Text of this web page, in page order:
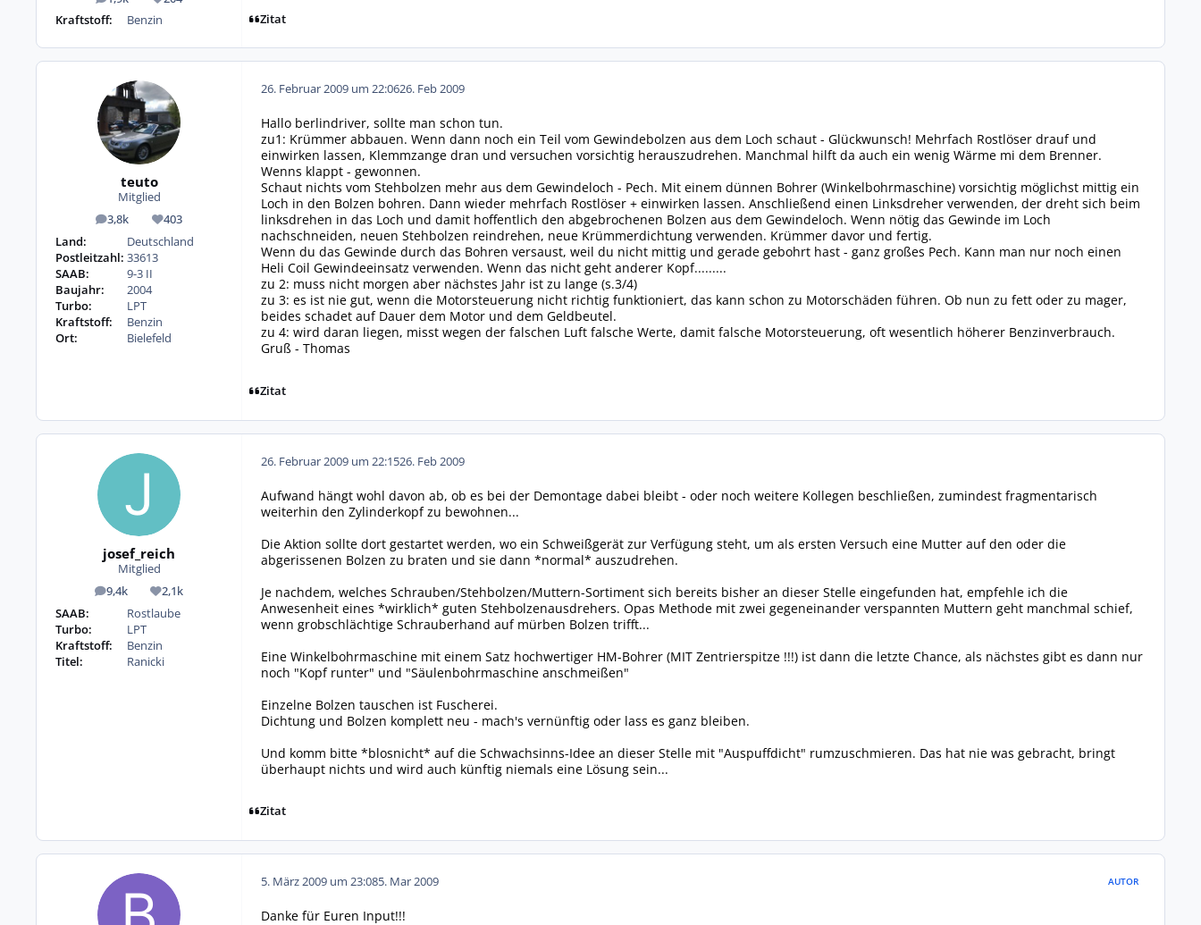
Kraftstoff:
Benzin Zitat
teuto
Mitglied
3,8k
Beiträge 403
Reputation
Land:
Deutschland
Postleitzahl: 33613
SAAB:
9-3 II
Baujahr:
2004
Turbo:
LPT
Kraftstoff:
Benzin
Ort:
Bielefeld
26. Februar 2009 um 22:0626. Feb 2009
Hallo berlindriver, sollte man schon tun.
zu1: Krümmer abbauen. Wenn dann noch ein Teil vom Gewindebolzen aus dem Loch schaut - Glückwunsch! Mehrfach Rostlöser drauf und
einwirken lassen, Klemmzange dran und versuchen vorsichtig herauszudrehen. Manchmal hilft da auch ein wenig Wärme mi dem Brenner.
Wenns klappt - gewonnen.
Schaut nichts vom Stehbolzen mehr aus dem Gewindeloch - Pech. Mit einem dünnen Bohrer (Winkelbohrmaschine) vorsichtig möglichst mittig ein
Loch in den Bolzen bohren. Dann wieder mehrfach Rostlöser + einwirken lassen. Anschließend einen Linksdreher verwenden, der dreht sich beim
linksdrehen in das Loch und damit hoffentlich den abgebrochenen Bolzen aus dem Gewindeloch. Wenn nötig das Gewinde im Loch
nachschneiden, neuen Stehbolzen reindrehen, neue Krümmerdichtung verwenden. Krümmer davor und fertig.
Wenn du das Gewinde durch das Bohren versaust, weil du nicht mittig und gerade gebohrt hast - ganz großes Pech. Kann man nur noch einen
Heli Coil Gewindeeinsatz verwenden. Wenn das nicht geht anderer Kopf.........
zu 2: muss nicht morgen aber nächstes Jahr ist zu lange (s.3/4)
zu 3: es ist nie gut, wenn die Motorsteuerung nicht richtig funktioniert, das kann schon zu Motorschäden führen. Ob nun zu fett oder zu mager,
beides schadet auf Dauer dem Motor und dem Geldbeutel.
zu 4: wird daran liegen, misst wegen der falschen Luft falsche Werte, damit falsche Motorsteuerung, oft wesentlich höherer Benzinverbrauch.
Gruß - Thomas
Zitat
josef_reich
Mitglied
9,4k
Beiträge 2,1k
Reputation
SAAB:
Rostlaube
Turbo:
LPT
Kraftstoff:
Benzin
Titel:
Ranicki
26. Februar 2009 um 22:1526. Feb 2009
Aufwand hängt wohl davon ab, ob es bei der Demontage dabei bleibt - oder noch weitere Kollegen beschließen, zumindest fragmentarisch
weiterhin den Zylinderkopf zu bewohnen...
Die Aktion sollte dort gestartet werden, wo ein Schweißgerät zur Verfügung steht, um als ersten Versuch eine Mutter auf den oder die
abgerissenen Bolzen zu braten und sie dann *normal* auszudrehen.
Je nachdem, welches Schrauben/Stehbolzen/Muttern-Sortiment sich bereits bisher an dieser Stelle eingefunden hat, empfehle ich die
Anwesenheit eines *wirklich* guten Stehbolzenausdrehers. Opas Methode mit zwei gegeneinander verspannten Muttern geht manchmal schief,
wenn grobschlächtige Schrauberhand auf mürben Bolzen trifft...
Eine Winkelbohrmaschine mit einem Satz hochwertiger HM-Bohrer (MIT Zentrierspitze !!!) ist dann die letzte Chance, als nächstes gibt es dann nur
noch "Kopf runter" und "Säulenbohrmaschine anschmeißen"
Einzelne Bolzen tauschen ist Fuscherei.
Dichtung und Bolzen komplett neu - mach's vernünftig oder lass es ganz bleiben.
Und komm bitte *blosnicht* auf die Schwachsinns-Idee an dieser Stelle mit "Auspuffdicht" rumzuschmieren. Das hat nie was gebracht, bringt
überhaupt nichts und wird auch künftig niemals eine Lösung sein...
Zitat
5. März 2009 um 23:085. Mar 2009 AUTOR
Danke für Euren Input!!!